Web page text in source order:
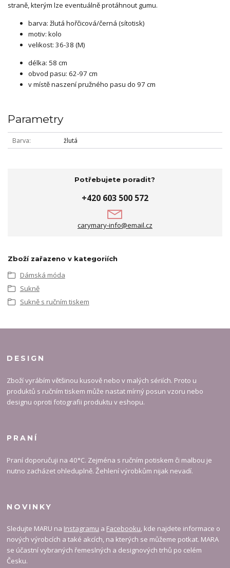
straně, kterým lze eventuálně protáhnout gumu.
barva: žlutá hořčicová/černá (sítotisk)
motiv: kolo
velikost: 36-38 (M)
délka: 58 cm
obvod pasu: 62-97 cm
v místě naszení pružného pasu do 97 cm
Parametry
Barva žlutá
Potřebujete poradit?
+420 603 500 572
carymary-info@email.cz
Zboží zařazeno v kategoriích
Dámská móda
Sukně
Sukně s ručním tiskem
DESIGN
Zboží vyrábím většinou kusově nebo v malých sériích. Proto u
produktů s ručním tiskem může nastat mírný posun vzoru nebo
designu oproti fotografii produktu v eshopu.
PRANÍ
Praní doporučuji na 40°C. Zejména s ručním potiskem či malbou je
nutno zacházet ohleduplně. Žehlení výrobkům nijak nevadí.
NOVINKY
Sledujte MARU na Instagramu a Facebooku, kde najdete informace o
nových výrobcích a také akcích, na kterých se můžeme potkat. MARA
se účastní vybraných řemeslných a designových trhů po celém
Česku.